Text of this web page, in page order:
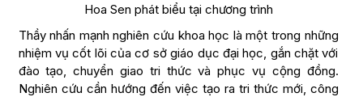
Hoa Sen phát biểu tại chương trình
Thầy nhấn mạnh nghiên cứu khoa học là một trong những
nhiệm vụ cốt lõi của cơ sở giáo dục đại học, gắn chặt với
đào tạo, chuyển giao tri thức và phục vụ cộng đồng.
Nghiên cứu cần hướng đến việc tạo ra tri thức mới, công